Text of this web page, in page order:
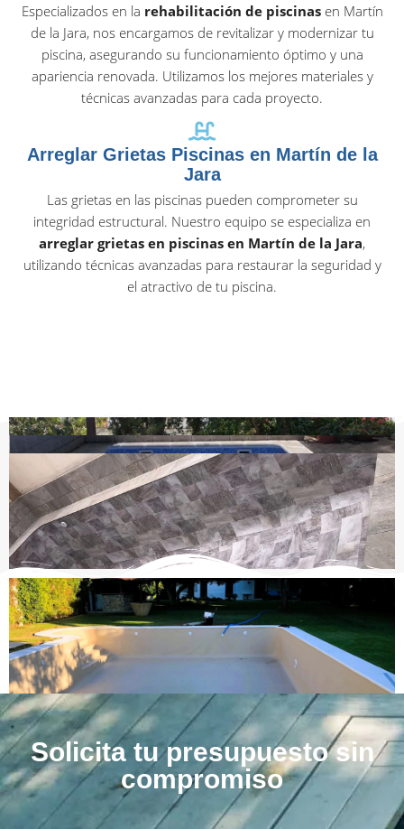
Especializados en la rehabilitación de piscinasen Martín
de la Jara, nos encargamos de revitalizar y modernizar tu
piscina, asegurando su funcionamiento óptimo y una
apariencia renovada. Utilizamos los mejores materiales y
técnicas avanzadas para cada proyecto.
Arreglar Grietas Piscinas en Martín de la
Jara
Las grietas en las piscinas pueden comprometer su
integridad estructural. Nuestro equipo se especializa en
arreglar grietas en piscinas en Martín de la Jara,
utilizando técnicas avanzadas para restaurar la seguridad y
el atractivo de tu piscina.
Solicita tu presupuesto sin
compromiso